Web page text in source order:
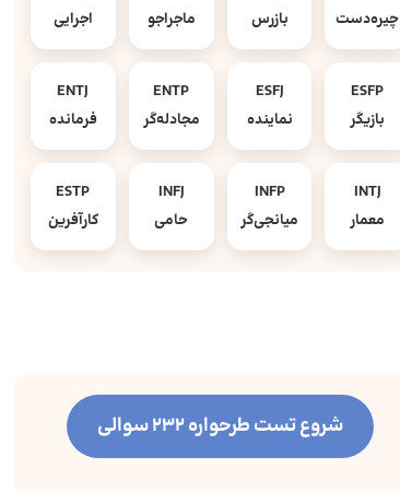
چیره‌دست
بازرس
ماجراجو
اجرایی
ESFP
بازیگر
ESFJ
نماینده
ENTP
مجادله‌گر
ENTJ
فرمانده
INTJ
معمار
INFP
میانجی‌گر
INFJ
حامی
ESTP
کارآفرین
شروع تست طرحواره 232 سوالی